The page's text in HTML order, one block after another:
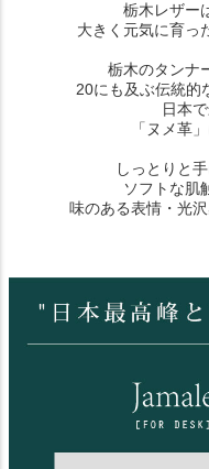
栃木レザー
大きく元気に育っ
栃木のタンナ
20にも及ぶ伝統的
日本
「ヌメ革
しっとりと
ソフトな肌
味のある表情・光